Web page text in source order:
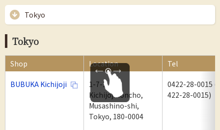
Tokyo
Tokyo
Shop Location Tel
BUBUKA Kichijoji
1-7-1,
Kichijojihoncho,
Musashino-shi,
Tokyo, 180-0004
0422-28-0015
422-28-0015)